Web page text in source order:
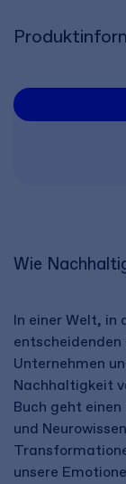
Wie
In einer Welt, in
Unternehmen
Nachhaltigkeit
Buch geht
und
unsere